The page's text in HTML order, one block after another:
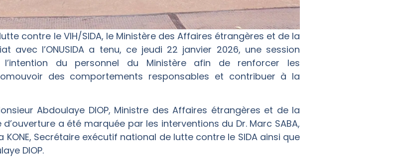
contre le VIH/SIDA, le Ministère des Affaires étrangères et de la
avec l’ONUSIDA a tenu, ce jeudi 22 janvier 2026, une session
du personnel du Ministère afin de renforcer les
des comportements responsables et contribuer à la
Abdoulaye DIOP, Ministre des Affaires étrangères et de la
a été marquée par les interventions du Dr. Marc SABA,
KONE, Secrétaire exécutif national de lutte contre le SIDA ainsi que
DIOP.